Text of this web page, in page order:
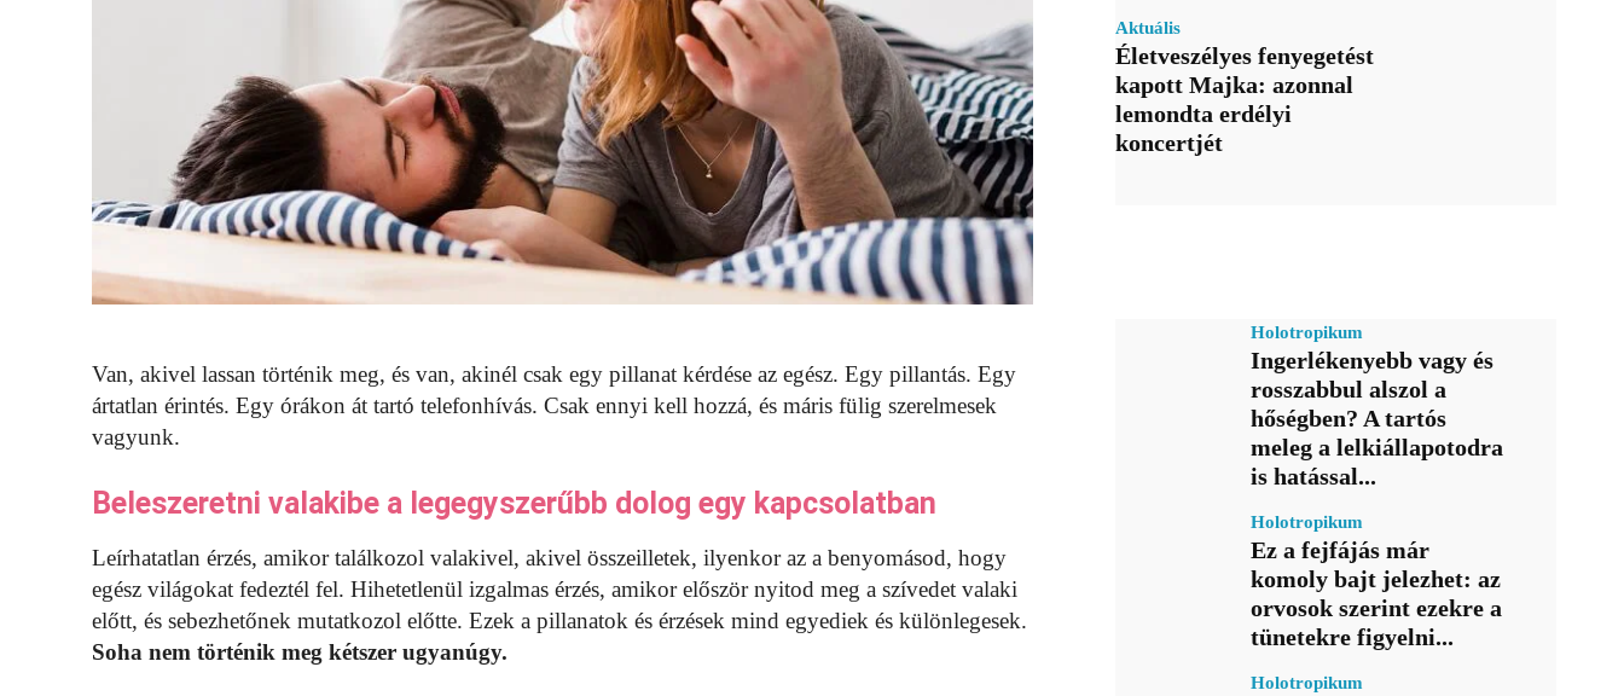
Van, akivel lassan történik meg, és van, akinél csak egy pillanat kérdése az egész. Egy pillantás. Egy
ártatlan érintés. Egy órákon át tartó telefonhívás. Csak ennyi kell hozzá, és máris fülig szerelmesek
vagyunk.
Beleszeretni valakibe a legegyszerűbb dolog egy kapcsolatban
Leírhatatlan érzés, amikor találkozol valakivel, akivel összeilletek, ilyenkor az a benyomásod, hogy
egész világokat fedeztél fel. Hihetetlenül izgalmas érzés, amikor először nyitod meg a szívedet valaki
előtt, és sebezhetőnek mutatkozol előtte. Ezek a pillanatok és érzések mind egyediek és különlegesek.
Soha nem történik meg kétszer ugyanúgy.
Aktuális
Életveszélyes fenyegetést
kapott Majka: azonnal
lemondta erdélyi
koncertjét
Holotropikum
Ingerlékenyebb vagy és
rosszabbul alszol a
hőségben? A tartós
meleg a lelkiállapotodra
is hatással...
Holotropikum
Ez a fejfájás már
komoly bajt jelezhet: az
orvosok szerint ezekre a
tünetekre figyelni...
Holotropikum